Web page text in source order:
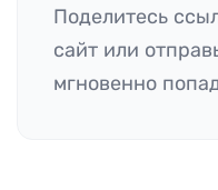
Поделитесь
сайт или
мгновенно